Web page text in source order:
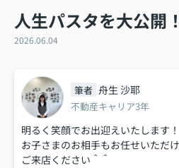
人生パスタを大公開！
2026.06.04
筆者 舟生 沙耶
不動産キャリア3年
明るく笑顔でお出迎えいたします！
お子さまのお相手もお任せいただ
ご来店ください＾＾